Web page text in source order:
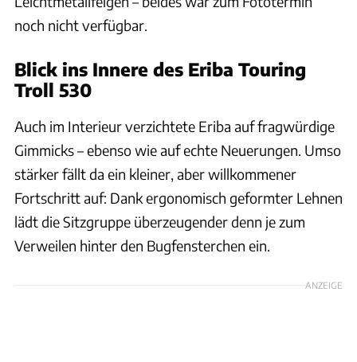
noch nicht verfügbar.
Blick ins Innere des Eriba Touring
Troll 530
Auch im Interieur verzichtete Eriba auf fragwürdige
Gimmicks – ebenso wie auf echte Neuerungen. Umso
stärker fällt da ein kleiner, aber willkommener
Fortschritt auf: Dank ergonomisch geformter Lehnen
lädt die Sitzgruppe überzeugender denn je zum
Verweilen hinter den Bugfensterchen ein.
ANZEIGE